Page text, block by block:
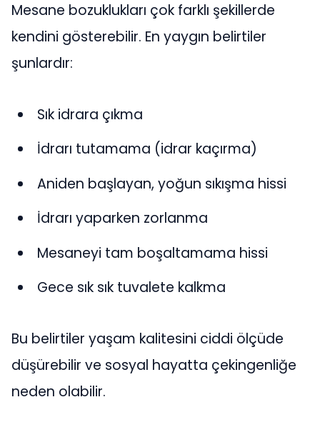
Mesane bozuklukları çok farklı şekillerde
kendini gösterebilir. En yaygın belirtiler
şunlardır:
Sık idrara çıkma
İdrarı tutamama (idrar kaçırma)
Aniden başlayan, yoğun sıkışma hissi
İdrarı yaparken zorlanma
Mesaneyi tam boşaltamama hissi
Gece sık sık tuvalete kalkma
Bu belirtiler yaşam kalitesini ciddi ölçüde
düşürebilir ve sosyal hayatta çekingenliğe
neden olabilir.